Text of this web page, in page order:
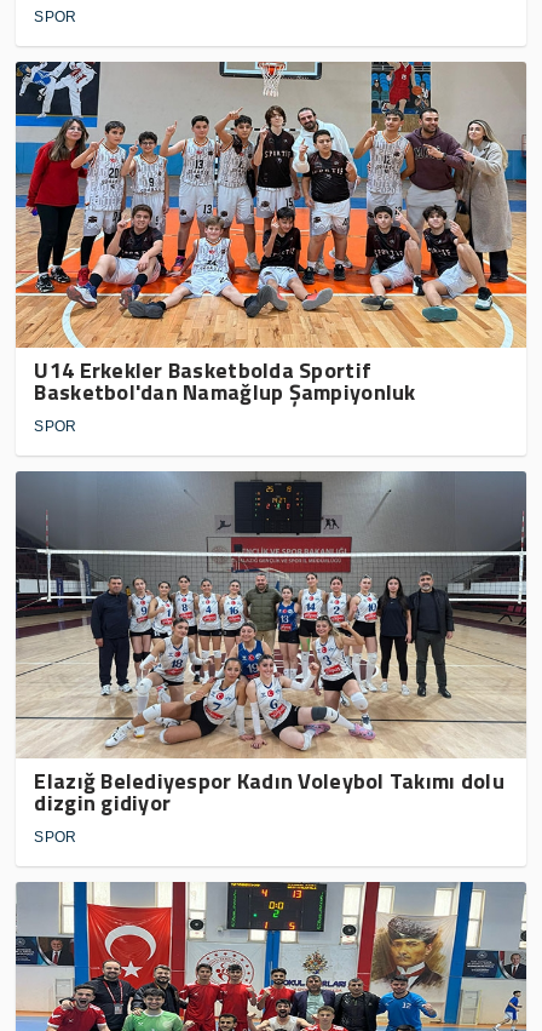
SPOR
U14 Erkekler Basketbolda Sportif
Basketbol'dan Namağlup Şampiyonluk
SPOR
Elazığ Belediyespor Kadın Voleybol Takımı dolu
dizgin gidiyor
SPOR